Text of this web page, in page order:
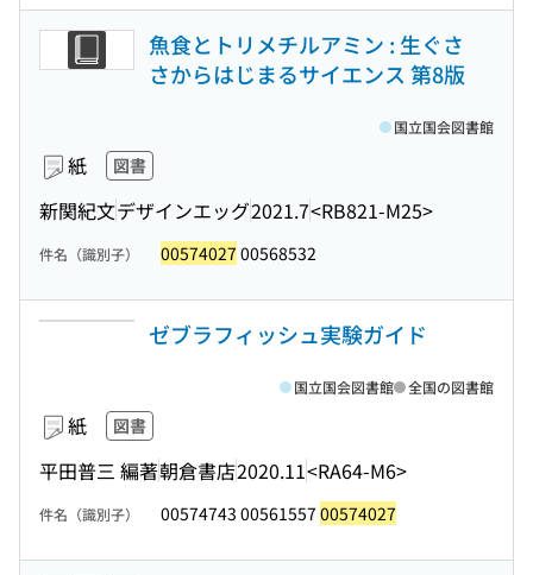
魚食とトリメチルアミン : 生ぐさ
さからはじまるサイエンス 第8版
紙 図書
新関紀文デザインエッグ2021.7<RB821-M25>
国立国会図書館
件名（識別子） 00574027 00568532
ゼブラフィッシュ実験ガイド
紙 図書
平田普三 編著朝倉書店2020.11<RA64-M6>
国立国会図書館 全国の図書館
件名（識別子） 00574743 00561557 00574027